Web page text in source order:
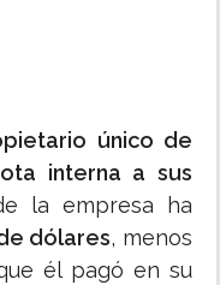
único de
interna a sus
la empresa ha
dólares, menos
él pagó en su